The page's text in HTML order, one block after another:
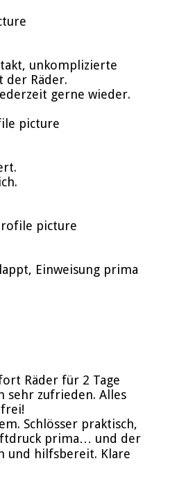
unkomplizierte
der Räder.
gerne wieder.
Einweisung prima
Räder für 2 Tage
sehr zufrieden. Alles
Schlösser praktisch,
prima… und der
und hilfsbereit. Klare